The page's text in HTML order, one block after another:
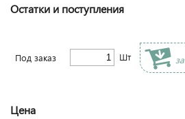
Остатки и поступления
Под заказ Шт
Цена